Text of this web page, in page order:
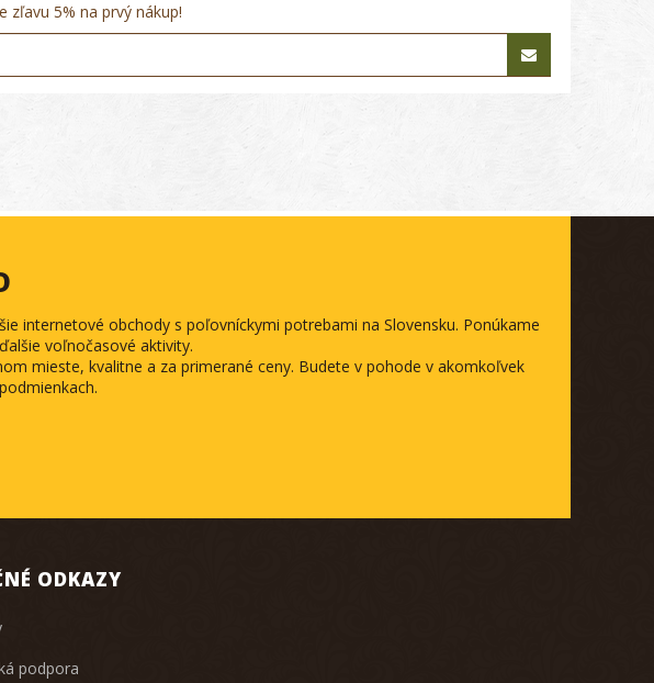
zľavu 5% na prvý nákup!
internetové obchody s poľovníckymi potrebami na Slovensku. Ponúkame
voľnočasové aktivity.
mieste, kvalitne a za primerané ceny. Budete v pohode v akomkoľvek
ODKAZY
podpora